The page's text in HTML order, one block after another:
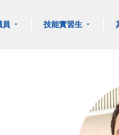
員 技能實習生